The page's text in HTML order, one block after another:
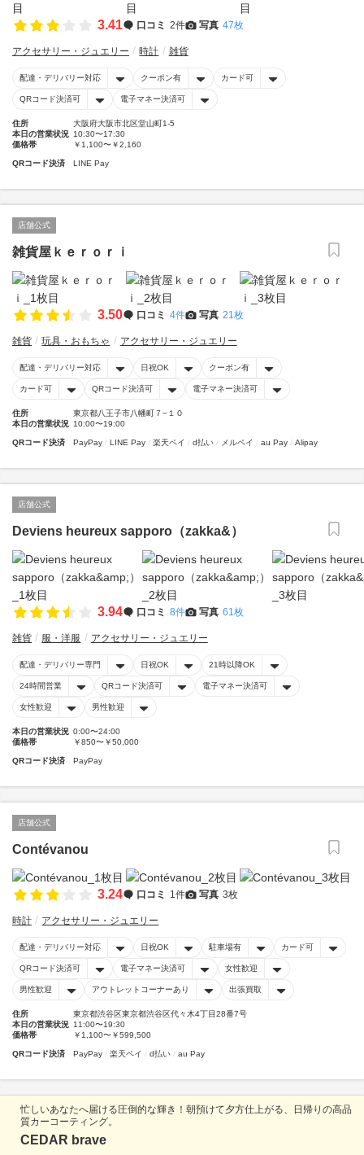
3.41 口コミ 2件 写真 47枚
アクセサリー・ジュエリー 時計 雑貨
配達・デリバリー対応 クーポン有 カード可
QRコード決済可 電子マネー決済可
住所
大阪府大阪市北区堂山町1-5
本日の営業状況 10:30〜17:30
価格帯
￥1,100〜￥2,160
QRコード決済 LINE Pay
店舗公式
雑貨屋ｋｅｒｏｒｉ
3.50 口コミ 4件 写真 21枚
雑貨 玩具・おもちゃ アクセサリー・ジュエリー
配達・デリバリー対応 日祝OK クーポン有
カード可 QRコード決済可 電子マネー決済可
住所
東京都八王子市八幡町７−１０
本日の営業状況 10:00〜19:00
QRコード決済 PayPay LINE Pay 楽天ペイ d払い メルペイ au Pay Alipay
店舗公式
Deviens heureux sapporo（zakka&）
3.94 口コミ 8件 写真 61枚
雑貨 服・洋服 アクセサリー・ジュエリー
配達・デリバリー専門 日祝OK 21時以降OK
24時間営業 QRコード決済可 電子マネー決済可
女性歓迎 男性歓迎
本日の営業状況 0:00〜24:00
価格帯
￥850〜￥50,000
QRコード決済 PayPay
店舗公式
Contévanou
3.24 口コミ 1件 写真 3枚
時計 アクセサリー・ジュエリー
配達・デリバリー対応 日祝OK 駐車場有 カード可
QRコード決済可 電子マネー決済可 女性歓迎
男性歓迎 アウトレットコーナーあり 出張買取
住所
東京都渋谷区東京都渋谷区代々木4丁目28番7号
本日の営業状況 11:00〜19:30
価格帯
￥1,100〜￥599,500
QRコード決済 PayPay 楽天ペイ d払い au Pay
忙しいあなたへ届ける圧倒的な輝き！朝預けて夕方仕上がる、日帰りの高品
質カーコーティング。
CEDAR brave